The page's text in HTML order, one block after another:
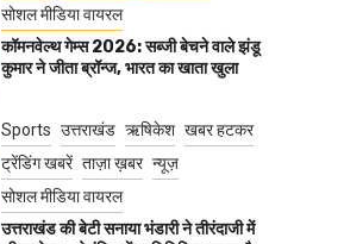
सोशल मीडिया वायरल
कॉमनवेल्थ गेम्स 2026: सब्जी बेचने वाले झंडू
कुमार ने जीता ब्रॉन्ज, भारत का खाता खुला
Sports उत्तराखंड ऋषिकेश खबर हटकर
ट्रेंडिंग खबरें ताज़ा ख़बर न्यूज़
सोशल मीडिया वायरल
उत्तराखंड की बेटी सनाया भंडारी ने तीरंदाजी में